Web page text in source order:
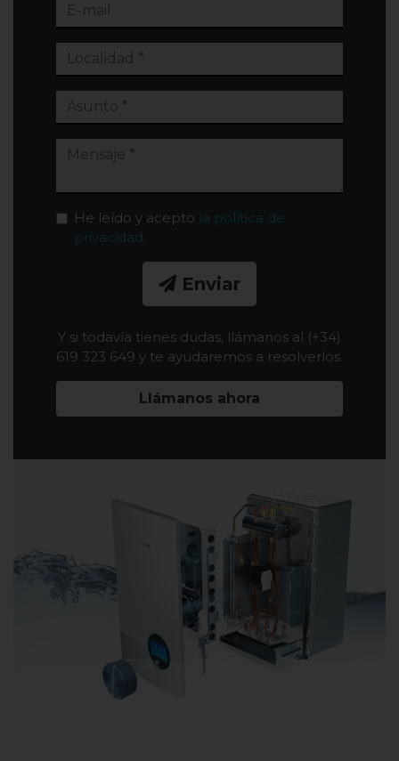
He leído y acepto la política de
privacidad.
Enviar
Y si todavía tienes dudas, llámanos al (+34)
619 323 649 y te ayudaremos a resolverlos.
Llámanos ahora